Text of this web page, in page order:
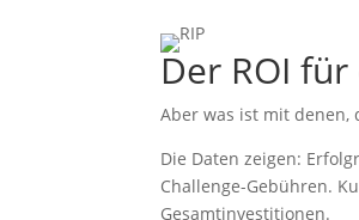
Der ROI
Aber was ist mit denen,
Die Daten zeigen:
Challenge-Gebühren.
Gesamtinvestitionen.